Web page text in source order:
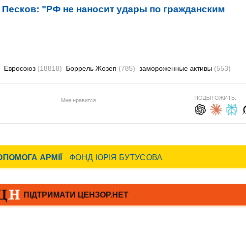
Песков: "РФ не наносит удары по гражданским
Евросоюз (18818) Боррель Жозеп (785) замороженные активы (553)
Мне нравится ПОДЫТОЖИТЬ: